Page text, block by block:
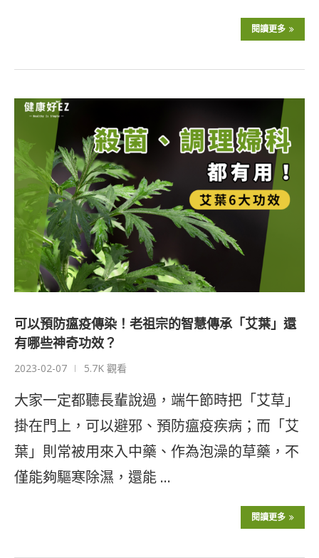
閱讀更多
可以預防瘟疫傳染！老祖宗的智慧傳承「艾葉」還
有哪些神奇功效？
2023-02-07 5.7K 觀看
大家一定都聽長輩說過，端午節時把「艾草」
掛在門上，可以避邪、預防瘟疫疾病；而「艾
葉」則常被用來入中藥、作為泡澡的草藥，不
僅能夠驅寒除濕，還能 …
閱讀更多